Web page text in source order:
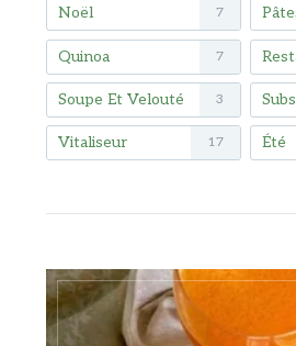
Noël 7
Quinoa 7
Soupe Et Velouté 3
Vitaliseur 17 Été